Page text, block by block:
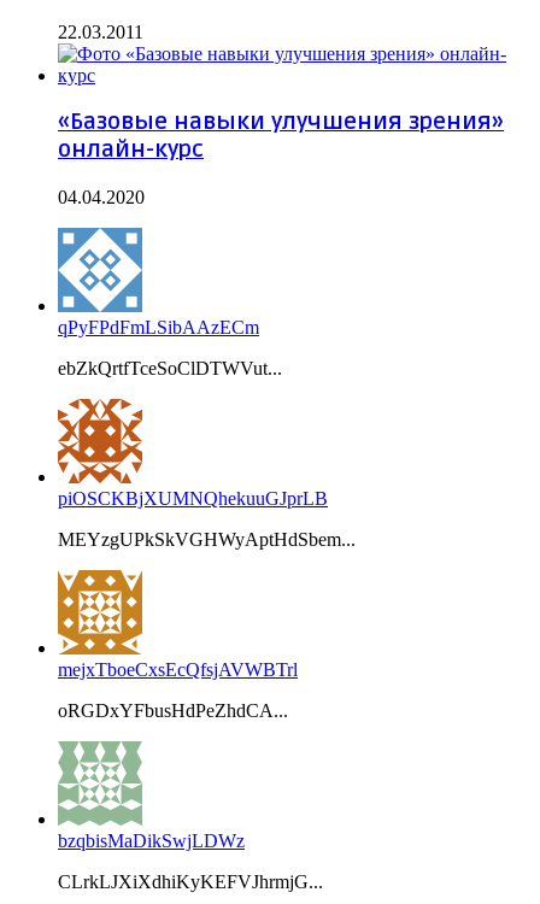
22.03.2011
«Базовые навыки улучшения зрения»
онлайн-курс
04.04.2020
qPyFPdFmLSibAAzECm
ebZkQrtfTceSoClDTWVut...
piOSCKBjXUMNQhekuuGJprLB
MEYzgUPkSkVGHWyAptHdSbem...
mejxTboeCxsEcQfsjAVWBTrl
oRGDxYFbusHdPeZhdCA...
bzqbisMaDikSwjLDWz
CLrkLJXiXdhiKyKEFVJhrmjG...